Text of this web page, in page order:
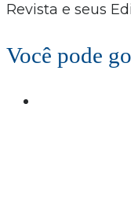
Revista e seus
Você pode